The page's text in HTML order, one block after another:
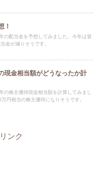
！
の配当金を予想してみました。今年は冒
金が減りそうです。
現金相当額がどうなったか計
の株主優待現金相当額を計算してみまし
円相当の株主優待になりそうです。
ンク